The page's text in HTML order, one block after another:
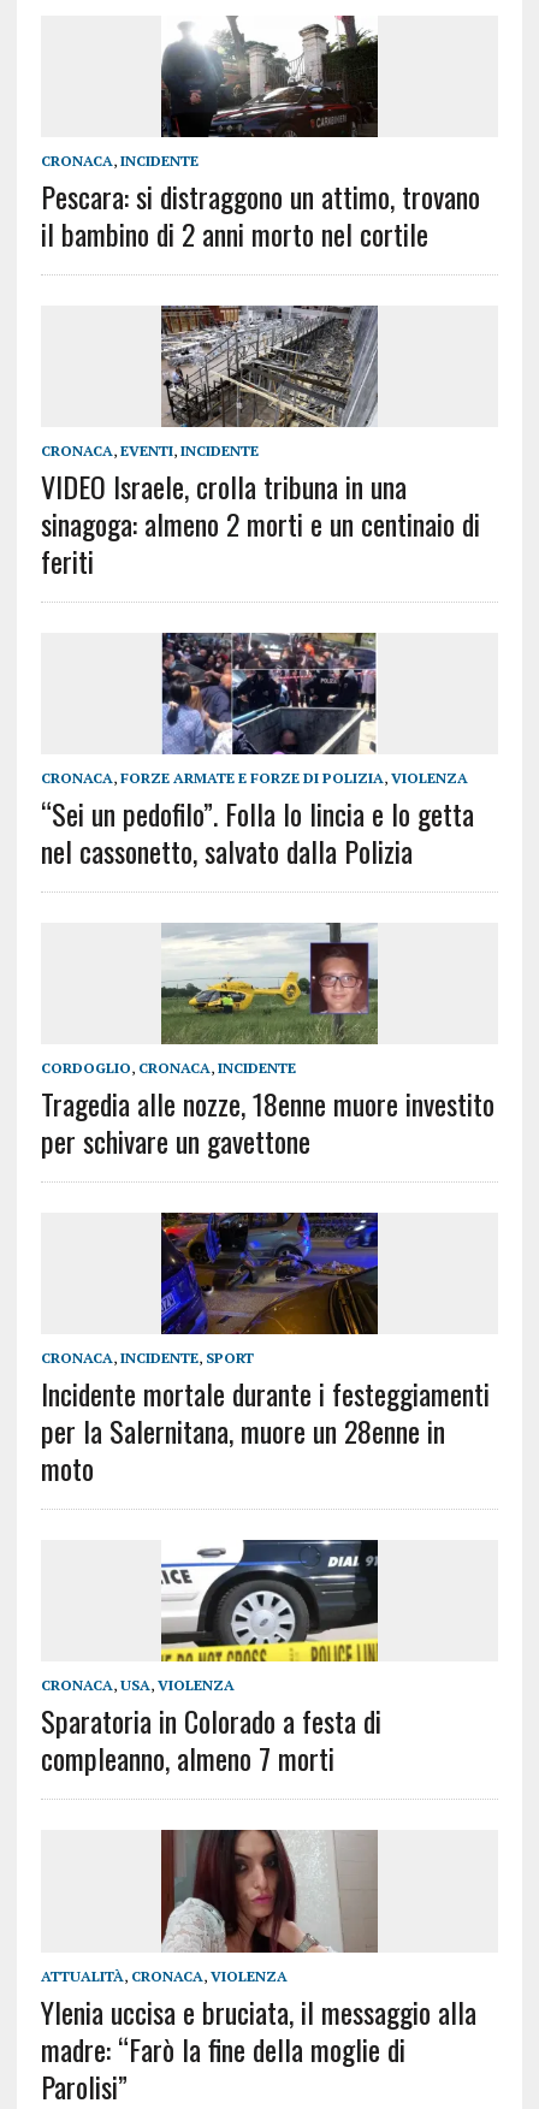
CRONACA, INCIDENTE
Pescara: si distraggono un attimo, trovano
il bambino di 2 anni morto nel cortile
CRONACA, EVENTI, INCIDENTE
VIDEO Israele, crolla tribuna in una
sinagoga: almeno 2 morti e un centinaio di
feriti
CRONACA, FORZE ARMATE E FORZE DI POLIZIA, VIOLENZA
“Sei un pedofilo”. Folla lo lincia e lo getta
nel cassonetto, salvato dalla Polizia
CORDOGLIO, CRONACA, INCIDENTE
Tragedia alle nozze, 18enne muore investito
per schivare un gavettone
CRONACA, INCIDENTE, SPORT
Incidente mortale durante i festeggiamenti
per la Salernitana, muore un 28enne in
moto
CRONACA, USA, VIOLENZA
Sparatoria in Colorado a festa di
compleanno, almeno 7 morti
ATTUALITÀ, CRONACA, VIOLENZA
Ylenia uccisa e bruciata, il messaggio alla
madre: “Farò la fine della moglie di
Parolisi”